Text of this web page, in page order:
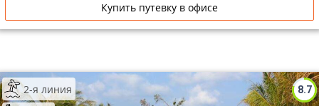
Купить путевку в офисе
8.7
2-я линия